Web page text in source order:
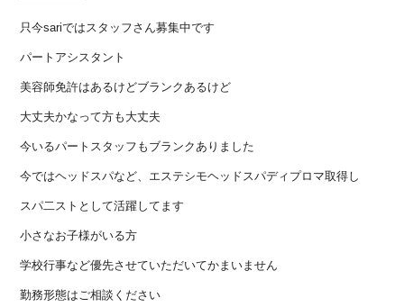
只今sariではスタッフさん募集中です
パートアシスタント
美容師免許はあるけどブランクあるけど
大丈夫かなって方も大丈夫
今いるパートスタッフもブランクありました
今ではヘッドスパなど、エステシモヘッドスパディプロマ取得し
スパ二ストとして活躍してます
小さなお子様がいる方
学校行事など優先させていただいてかまいません
勤務形態はご相談ください